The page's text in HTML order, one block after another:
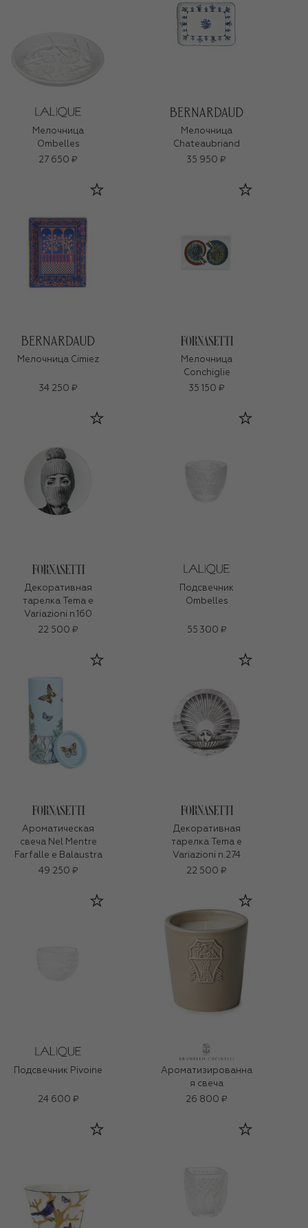
Мелочница
Ombelles
27 650 ₽
Мелочница
Chateaubriand
35 950 ₽
Мелочница Cimiez
34 250 ₽
Мелочница
Conchiglie
35 150 ₽
Декоративная
тарелка Tema e
Variazioni n.160
22 500 ₽
Подсвечник
Ombelles
55 300 ₽
Ароматическая
свеча Nel Mentre
Farfalle e Balaustra
49 250 ₽
Декоративная
тарелка Tema e
Variazioni n.274
22 500 ₽
Подсвечник Pivoine
24 600 ₽
Ароматизированна
я свеча
26 800 ₽